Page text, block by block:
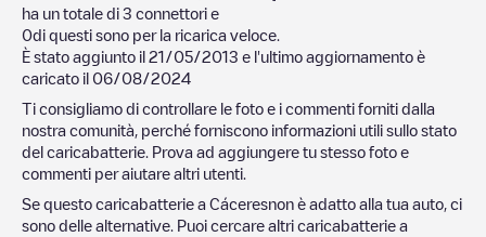
ha un totale di 3 connettori e
0di questi sono per la ricarica veloce.
È stato aggiunto il 21/05/2013 e l'ultimo aggiornamento è
caricato il 06/08/2024
Ti consigliamo di controllare le foto e i commenti forniti dalla
nostra comunità, perché forniscono informazioni utili sullo stato
del caricabatterie. Prova ad aggiungere tu stesso foto e
commenti per aiutare altri utenti.
Se questo caricabatterie a Cáceresnon è adatto alla tua auto, ci
sono delle alternative. Puoi cercare altri caricabatterie a